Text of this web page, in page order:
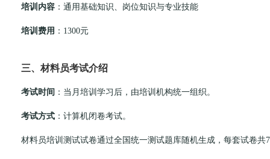
培训内容 ：通用基础知识、岗位知识与专业技能
培训费用 ：1300元
三、材料员考试介绍
考试时间 ：当月培训学习后，由培训机构统一组织。
考试方式 ：计算机闭卷考试。
材料员培训测试试卷通过全国统一测试题库随机生成，每套试卷共